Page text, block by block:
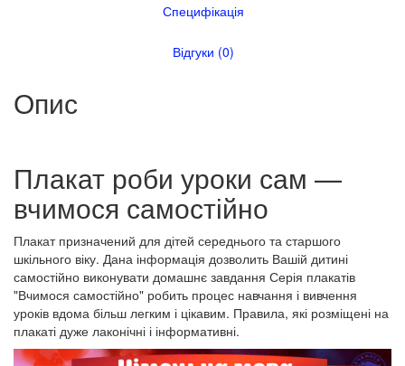
Специфікація
Відгуки (0)
Опис
Плакат роби уроки сам —
вчимося самостійно
Плакат призначений для дітей середнього та старшого
шкільного віку. Дана інформація дозволить Вашій дитині
самостійно виконувати домашнє завдання Серія плакатів
"Вчимося самостійно" робить процес навчання і вивчення
уроків вдома більш легким і цікавим. Правила, які розміщені на
плакаті дуже лаконічні і інформативні.